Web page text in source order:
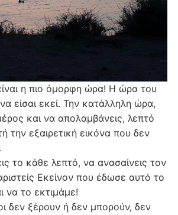
η πιο όμορφη ώρα! Η ώρα του
είσαι εκεί. Την κατάλληλη ώρα,
και να απολαμβάνεις, λεπτό
την εξαιρετική εικόνα που δεν
το κάθε λεπτό, να ανασαίνεις τον
Εκείνον που έδωσε αυτό το
να το εκτιμάμε!
δεν ξέρουν ή δεν μπορούν, δεν